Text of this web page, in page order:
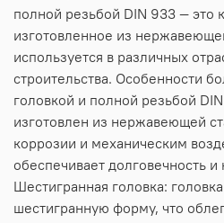
полной резьбой DIN 933 — это
изготовленное из
используется в различных
строительства. Особенности
головкой и полной резьбой
изготовлен из нержавеющей
коррозии и механическим
обеспечивает долговечность
Шестигранная головка:
шестигранную форму, что